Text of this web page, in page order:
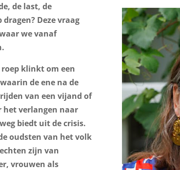
de last, de
Deze vraag
we vanaf
roep klinkt om een
de ene na de
van een vijand of
het verlangen naar
biedt uit de crisis.
oudsten van het volk
zijn van
vrouwen als